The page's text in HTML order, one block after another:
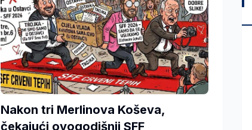
Nakon tri Merlinova Koševa,
čekajući ovogodišnji SFF